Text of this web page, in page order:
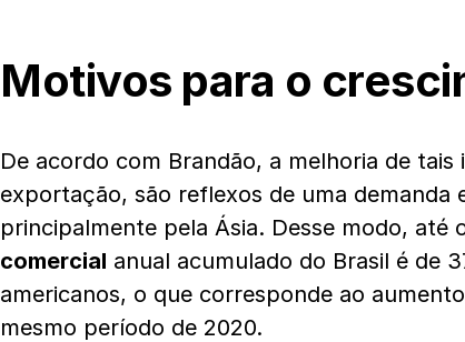
Motivos para o
De acordo com Brandão, a melhoria de tais
exportação, são reflexos de uma demanda
principalmente pela Ásia. Desse modo, até
comercial anual acumulado do Brasil é de
americanos, o que corresponde ao
mesmo período de 2020.